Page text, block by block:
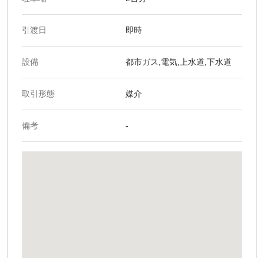
引渡日 即時
設備 都市ガス,電気,上水道,下水道
取引形態 媒介
備考 -